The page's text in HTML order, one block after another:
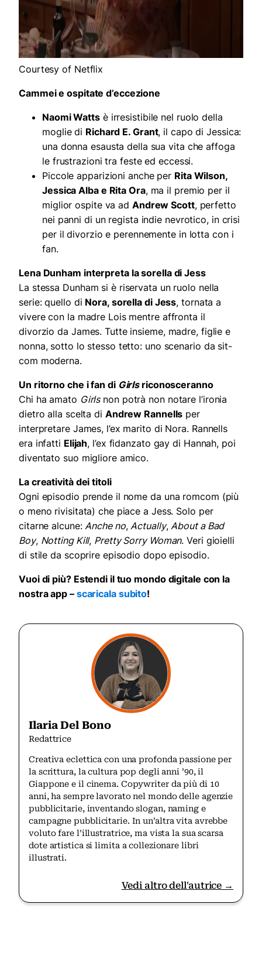
Courtesy of Netflix
Cammei e ospitate d’eccezione
Naomi Wattsè irresistibile nel ruolo della
moglie di Richard E. Grant, il capo di Jessica:
una donna esausta della sua vita che affoga
le frustrazioni tra feste ed eccessi.
Piccole apparizioni anche per Rita Wilson,
Jessica Alba e Rita Ora, ma il premio per il
miglior ospite va ad Andrew Scott, perfetto
nei panni di un regista indie nevrotico, in crisi
per il divorzio e perennemente in lotta con i
fan.
Lena Dunham interpreta la sorella di Jess
La stessa Dunham si è riservata un ruolo nella
serie: quello di Nora, sorella di Jess, tornata a
vivere con la madre Lois mentre affronta il
divorzio da James. Tutte insieme, madre, figlie e
nonna, sotto lo stesso tetto: uno scenario da sit-
com moderna.
Un ritorno che i fan di Girlsriconosceranno
Chi ha amato Girlsnon potrà non notare l’ironia
dietro alla scelta di Andrew Rannells per
interpretare James, l’ex marito di Nora. Rannells
era infatti Elijah, l’ex fidanzato gay di Hannah, poi
diventato suo migliore amico.
La creatività dei titoli
Ogni episodio prende il nome da una romcom (più
o meno rivisitata) che piace a Jess. Solo per
citarne alcune: Anche no, Actually, About a Bad
Boy, Notting Kill, Pretty Sorry Woman. Veri gioielli
di stile da scoprire episodio dopo episodio.
Vuoi di più? Estendi il tuo mondo digitale con la
nostra app – scaricala subito!
Ilaria Del Bono
Redattrice
Creativa eclettica con una profonda passione per
la scrittura, la cultura pop degli anni ’90, il
Giappone e il cinema. Copywriter da più di 10
anni, ha sempre lavorato nel mondo delle agenzie
pubblicitarie, inventando slogan, naming e
campagne pubblicitarie. In un’altra vita avrebbe
voluto fare l’illustratrice, ma vista la sua scarsa
dote artistica si limita a collezionare libri
illustrati.
Vedi altro dell'autrice →